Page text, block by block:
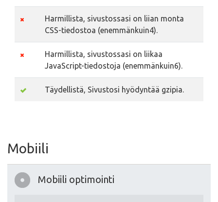
Harmillista, sivustossasi on liian monta
CSS-tiedostoa (enemmänkuin4).
Harmillista, sivustossasi on liikaa
JavaScript-tiedostoja (enemmänkuin6).
Täydellistä, Sivustosi hyödyntää gzipia.
Mobiili
Mobiili optimointi